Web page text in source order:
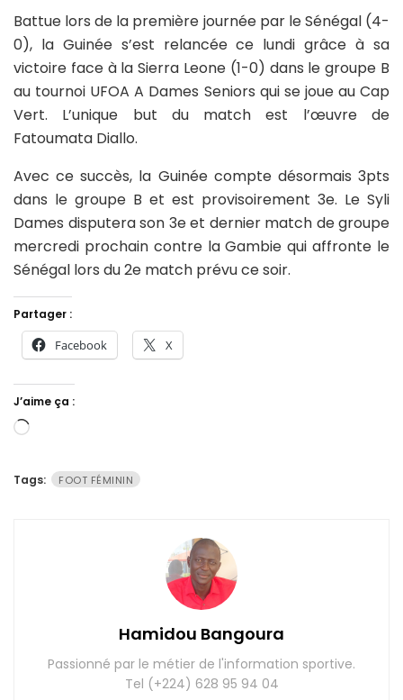
Battue lors de la première journée par le Sénégal (4-
0), la Guinée s’est relancée ce lundi grâce à sa
victoire face à la Sierra Leone (1-0) dans le groupe B
au tournoi UFOA A Dames Seniors qui se joue au Cap
Vert. L’unique but du match est l’œuvre de
Fatoumata Diallo.
Avec ce succès, la Guinée compte désormais 3pts
dans le groupe B et est provisoirement 3e. Le Syli
Dames disputera son 3e et dernier match de groupe
mercredi prochain contre la Gambie qui affronte le
Sénégal lors du 2e match prévu ce soir.
Partager :
Facebook X
J’aime ça :
Chargement…
Tags: FOOT FÉMININ
Hamidou Bangoura
Passionné par le métier de l'information sportive.
Tel (+224) 628 95 94 04